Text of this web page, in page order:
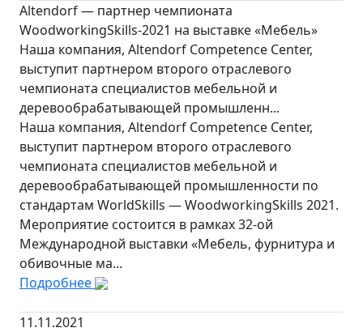
Altendorf — партнер чемпионата
WoodworkingSkills-2021 на выставке «Мебель»
Наша компания, Altendorf Competence Center,
выступит партнером второго отраслевого
чемпионата специалистов мебельной и
деревообрабатывающей промышленн...
Наша компания, Altendorf Competence Center,
выступит партнером второго отраслевого
чемпионата специалистов мебельной и
деревообрабатывающей промышленности по
стандартам WorldSkills — WoodworkingSkills 2021.
Мероприятие состоится в рамках 32-ой
Международной выставки «Мебель, фурнитура и
обивочные ма...
Подробнее
11.11.2021